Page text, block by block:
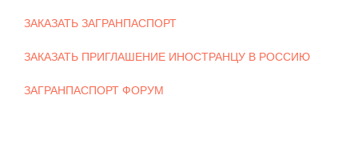
ЗАКАЗАТЬ ЗАГРАНПАСПОРТ
ЗАКАЗАТЬ ПРИГЛАШЕНИЕ ИНОСТРАНЦУ В РОССИЮ
ЗАГРАНПАСПОРТ ФОРУМ